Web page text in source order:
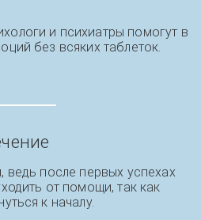
с выездом
и психиатры помогут в
без всяких таблеток.
ведь после первых успехах
от помощи, так как
к началу.